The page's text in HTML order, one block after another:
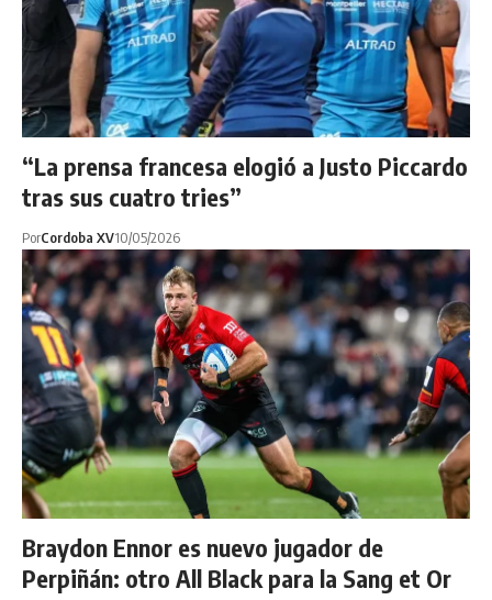
“La prensa francesa elogió a Justo Piccardo
tras sus cuatro tries”
PorCordoba XV10/05/2026
Braydon Ennor es nuevo jugador de
Perpiñán: otro All Black para la Sang et Or